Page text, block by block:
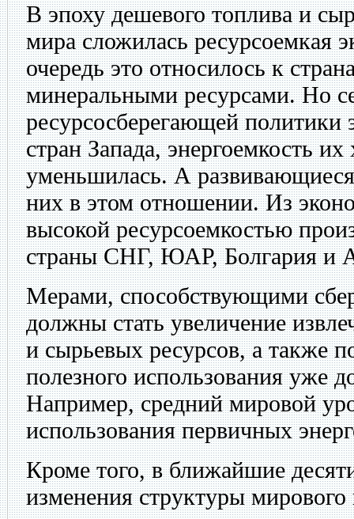
В эпоху дешевого топлива и
мира сложилась ресурсоемкая
очередь это относилось к
минеральными ресурсами. Но
ресурсосберегающей политики
стран Запада, энергоемкость их
уменьшилась. А
них в этом отношении. Из
высокой ресурсоемкостью
страны СНГ, ЮАР, Болгария и
Мерами, способствующими
должны стать увеличение
и сырьевых ресурсов, а также
полезного использования уже
Например, средний мировой
использования первичных
Кроме того, в ближайшие
изменения структуры